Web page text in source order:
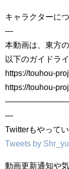
キャラクタ
―
本動画は、東方
以下のガイドラ
https://touhou-
https://touhou-
―
Twitterもやってい
Tweets by
動画更新通知や